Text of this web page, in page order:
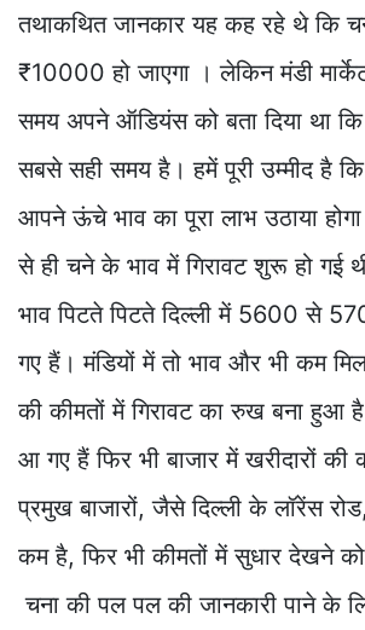
तथाकथित जानकार यह कह रहे थे कि
₹10000 हो जाएगा । लेकिन मंडी
समय अपने ऑडियंस को बता दिया था
सबसे सही समय है। हमें पूरी उम्मीद है
आपने ऊंचे भाव का पूरा लाभ उठाया
से ही चने के भाव में गिरावट शुरू हो
भाव पिटते पिटते दिल्ली में 5600 से
गए हैं। मंडियों में तो भाव और भी कम
की कीमतों में गिरावट का रुख बना हुआ
आ गए हैं फिर भी बाजार में खरीदारों की
प्रमुख बाजारों, जैसे दिल्ली के लॉरेंस
कम है, फिर भी कीमतों में सुधार देखने को
चना की पल पल की जानकारी पाने के